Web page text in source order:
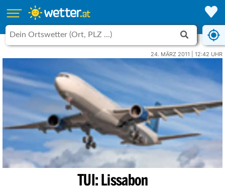
24. MÄRZ 2011 | 12:42 UHR
TUI: Lissabon